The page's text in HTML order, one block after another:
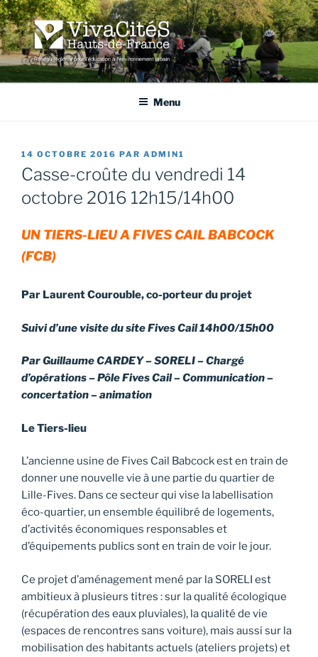
Aller
au
contenu
principal
VIVACITÉS HAUTS-DE-
Réseau régional pour l'éducation à l'environnement urbain
Menu
PUBLIÉ
LE
14 OCTOBRE 2016 PAR ADMIN1
Casse-croûte du vendredi 14
octobre 2016 12h15/14h00
UN TIERS-LIEU A FIVES CAIL BABCOCK
(FCB)
Par Laurent Courouble, co-porteur du projet
Suivi d’une visite du site Fives Cail 14h00/15h00
Par Guillaume CARDEY – SORELI – Chargé
d’opérations – Pôle Fives Cail – Communication –
concertation – animation
Le Tiers-lieu
L’ancienne usine de Fives Cail Babcock est en train de
donner une nouvelle vie à une partie du quartier de
Lille-Fives. Dans ce secteur qui vise la labellisation
éco-quartier, un ensemble équilibré de logements,
d’activités économiques responsables et
d’équipements publics sont en train de voir le jour.
Ce projet d’aménagement mené par la SORELI est
ambitieux à plusieurs titres : sur la qualité écologique
(récupération des eaux pluviales), la qualité de vie
(espaces de rencontres sans voiture), mais aussi sur la
mobilisation des habitants actuels (ateliers projets) et